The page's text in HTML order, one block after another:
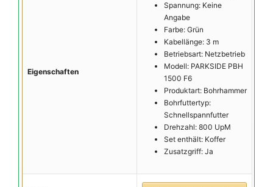
Eigenschaften
Spannung: Keine
Angabe
Farbe: Grün
Kabellänge: 3 m
Betriebsart: Netzbetrieb
Modell: PARKSIDE PBH
1500 F6
Produktart: Bohrhammer
Bohrfuttertyp:
Schnellspannfutter
Drehzahl: 800 UpM
Set enthält: Koffer
Zusatzgriff: Ja